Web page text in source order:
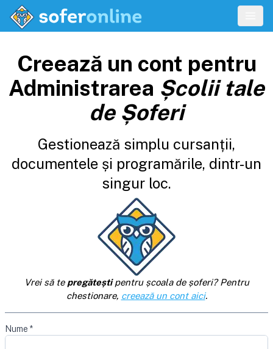
Creează un cont pentru
Administrarea Școlii tale
de Șoferi
Gestionează simplu cursanții,
documentele și programările, dintr-un
singur loc.
Vrei să te pregăteștipentru școala de șoferi? Pentru
chestionare, creează un cont aici.
Nume *